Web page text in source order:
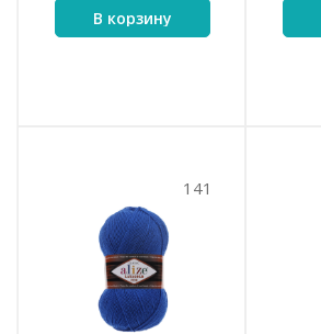
В корзину
141